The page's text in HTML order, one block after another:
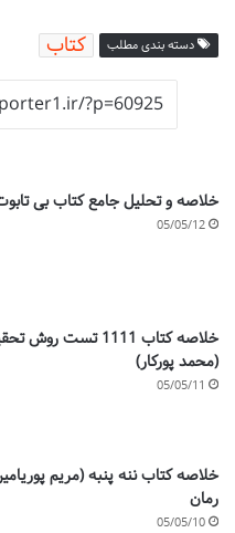
دسته بندی مطلب کتاب
خلاصه و تحلیل جامع کتاب بی تابوت
05/05/12
خلاصه کتاب 1111 تست
(محمد پورکار)
05/05/11
خلاصه کتاب ننه پنبه (مریم
رمان
05/05/10